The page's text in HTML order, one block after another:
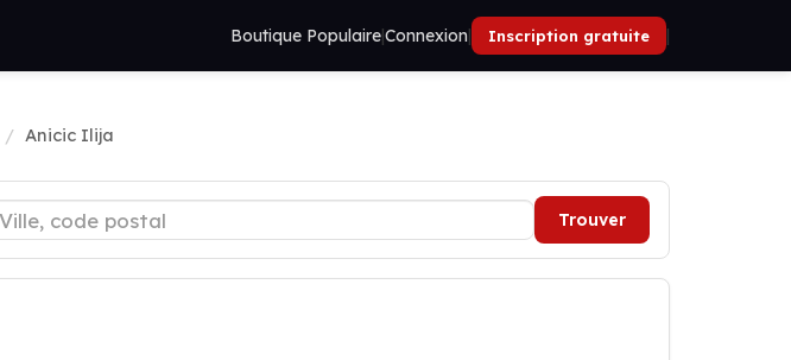
Boutique Populaire|Connexion| Inscription gratuite |
Anicic Ilija
Trouver